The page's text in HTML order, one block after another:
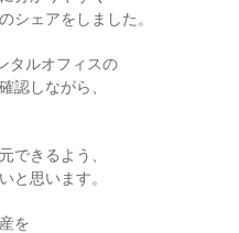
シェアをしました。
タルオフィスの
認しながら、
できるよう、
と思います。
を